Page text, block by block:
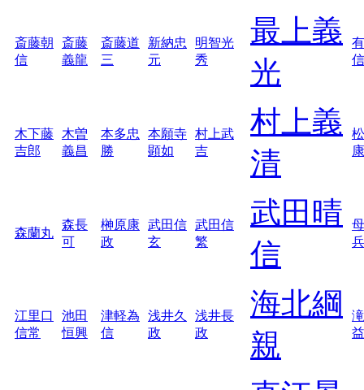
斎藤朝
信
斎藤
義龍
斎藤道
三
新納忠
元
明智光
秀
最上義
光
信
木下藤
吉郎
木曽
義昌
本多忠
勝
本願寺
顕如
村上武
吉
村上義
清
康
森蘭丸
森長
可
榊原康
政
武田信
玄
武田信
繁
武田晴
信
江里口
信常
池田
恒興
津軽為
信
浅井久
政
浅井長
政
海北綱
親
益